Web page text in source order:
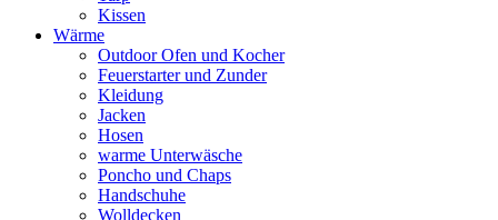
Kissen
Wärme
Outdoor Ofen und Kocher
Feuerstarter und Zunder
Kleidung
Jacken
Hosen
warme Unterwäsche
Poncho und Chaps
Handschuhe
Wolldecken